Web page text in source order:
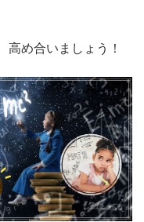
め合いましょう！